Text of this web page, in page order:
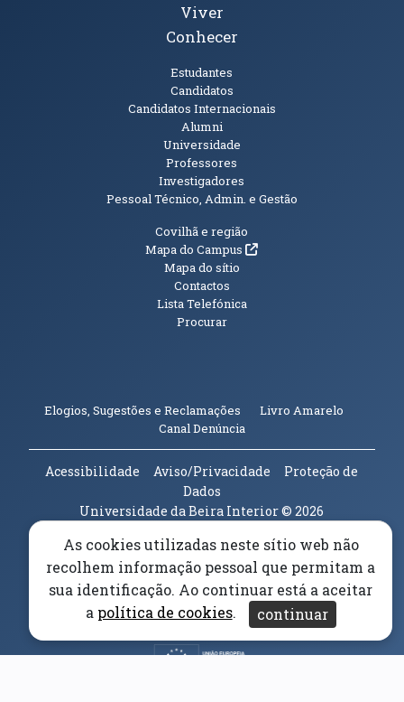
Viver
Conhecer
Estudantes
Candidatos
Candidatos Internacionais
Alumni
Universidade
Professores
Investigadores
Pessoal Técnico, Admin. e Gestão
Informações Adicionais
Covilhã e região
Mapa do Campus(abre em nova janela)
Mapa do sítio
Contactos
Lista Telefónica
Procurar
Elogios, Sugestões e Reclamações Livro Amarelo
Canal Denúncia(abre em nova janela)
Acessibilidade Aviso/Privacidade
Proteção de
Dados
Universidade da Beira Interior© 2026
Parceiros e Financiadores(abre em nova janela)
(abre em nova janela)
(abre em nova janela)
As cookies utilizadas neste sítio web não
recolhem informação pessoal que permitam a
sua identificação. Ao continuar está a aceitar
a política de cookies. continuar